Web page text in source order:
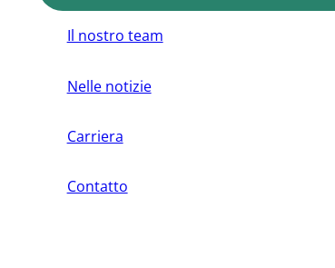
Il nostro team
Nelle notizie
Carriera
Contatto